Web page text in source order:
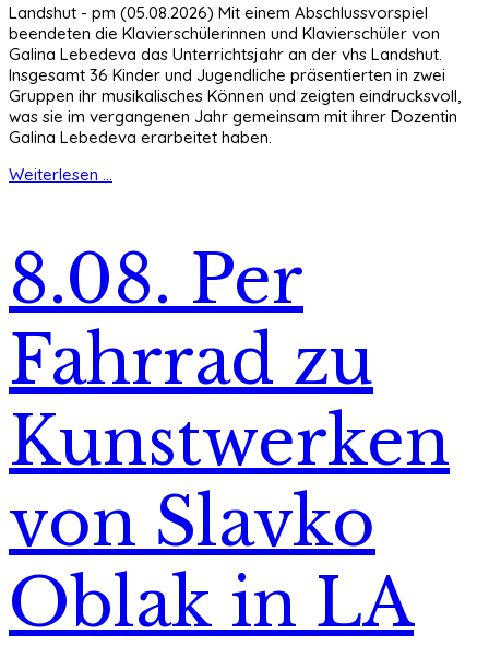
Landshut - pm (05.08.2026) Mit einem Abschlussvorspiel
beendeten die Klavierschülerinnen und Klavierschüler von
Galina Lebedeva das Unterrichtsjahr an der vhs Landshut.
Insgesamt 36 Kinder und Jugendliche präsentierten in zwei
Gruppen ihr musikalisches Können und zeigten eindrucksvoll,
was sie im vergangenen Jahr gemeinsam mit ihrer Dozentin
Galina Lebedeva erarbeitet haben.
Weiterlesen ...
8.08. Per
Fahrrad zu
Kunstwerken
von Slavko
Oblak in LA